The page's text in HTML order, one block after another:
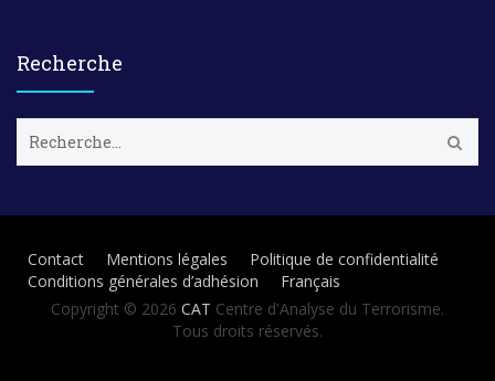
Recherche
c
e
Contact Mentions légales
Politique de confidentialité
Conditions générales d’adhésion
Français
Copyright © 2026 CAT Centre d'Analyse du Terrorisme.
Tous droits réservés.